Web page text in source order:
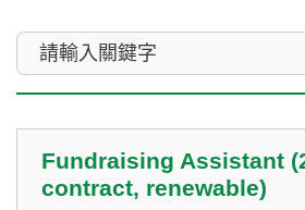
請輸入關鍵字
Fundraising Assistant
contract, renewable)